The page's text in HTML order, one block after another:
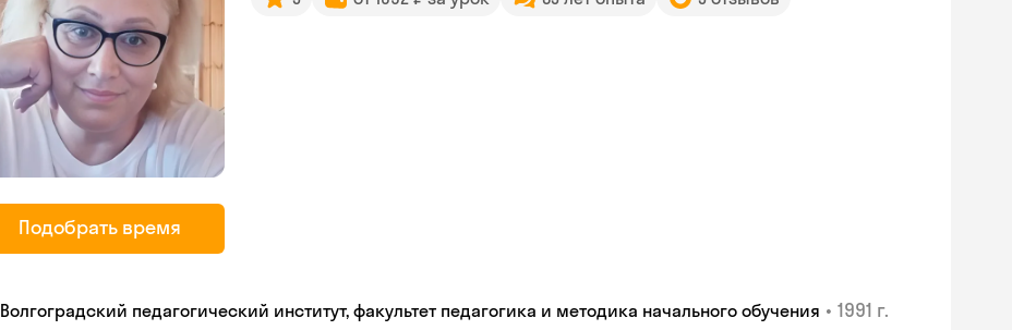
Подобрать время
Волгоградский педагогический институт, факультет педагогика и методика начального обучения • 1991 г.